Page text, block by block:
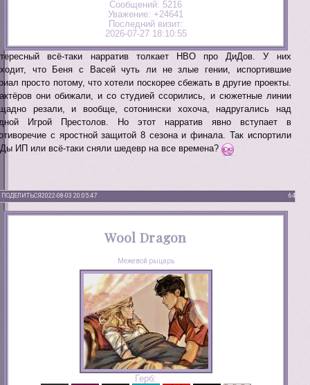
Сообщений: 5216
Уважение: +24641
Последний визит:
2026-07-27 18:10:55
всё-таки нарратив толкает НВО про ДиДов. У них
что Беня с Васей чуть ли не злые гении, испортившие
просто потому, что хотели поскорее сбежать в другие проекты.
они обижали, и со студией ссорились, и сюжетные линии
резали, и вообще, сотонински хохоча, надругались над
Игрой Престолов. Но этот нарратив явно вступает в
с яростной защитой 8 сезона и финала. Так испортили
ИП или всё-таки сняли шедевр на все времена?
ПОДЕЛИТЬСЯ 64
2022-08-03 20:05:47
Wool Dragon
Межевой рыцарь
Герб: